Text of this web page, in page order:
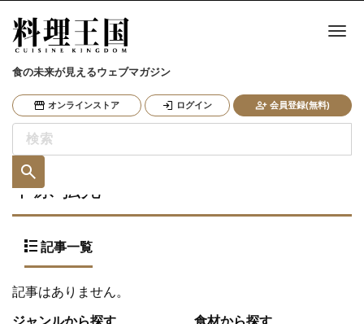
食の未来が見えるウェブマガジン
オンラインストア ログイン 会員登録(無料)
ナ
中原 弘光
記事一覧
記事はありません。
ジャンルから探す 食材から探す